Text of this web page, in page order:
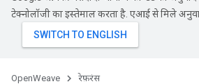
टेक्नोलॉजी का इस्तेमाल करता है. एआई से मिले
OpenWeave रेफ़रंस